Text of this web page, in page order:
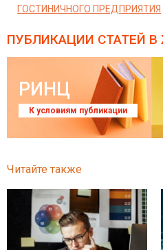
ГОСТИНИЧНОГО ПРЕДПРИЯТИЯ
ПУБЛИКАЦИИ СТАТЕЙ В
РИНЦ
К условиям публикации
Читайте также